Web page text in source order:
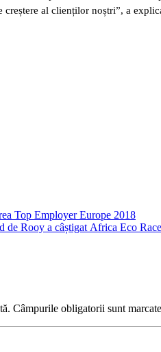
al clienților noștri”, a
Top Employer Europe 2018
de Rooy a câștigat Africa Eco
Câmpurile obligatorii sunt